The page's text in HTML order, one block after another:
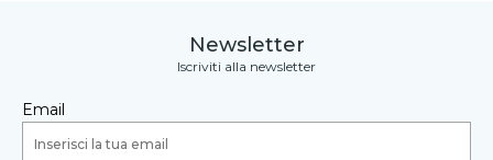
Newsletter
Iscriviti alla newsletter
Email